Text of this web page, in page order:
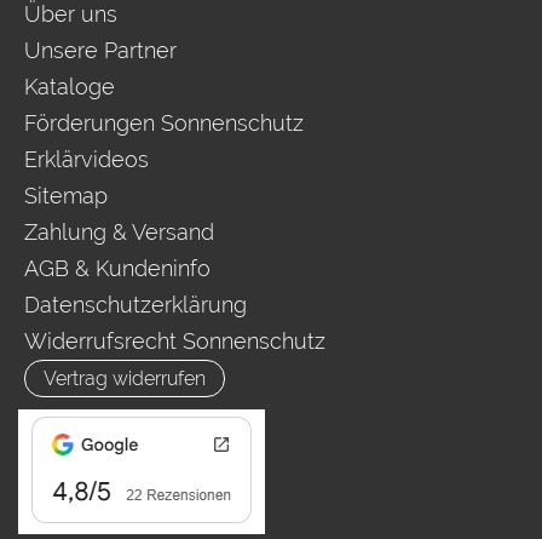
Über uns
Unsere Partner
Kataloge
Förderungen Sonnenschutz
Erklärvideos
Sitemap
Zahlung & Versand
AGB & Kundeninfo
Datenschutzerklärung
Widerrufsrecht Sonnenschutz
Vertrag widerrufen